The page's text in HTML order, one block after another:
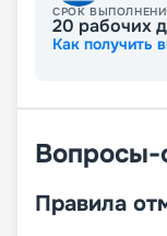
СРОК
20 рабочих
Как получить
Вопросы-
Правила